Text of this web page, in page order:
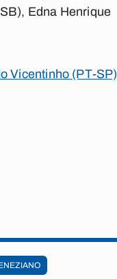
Edna Henrique
Vicentinho (PT-SP)